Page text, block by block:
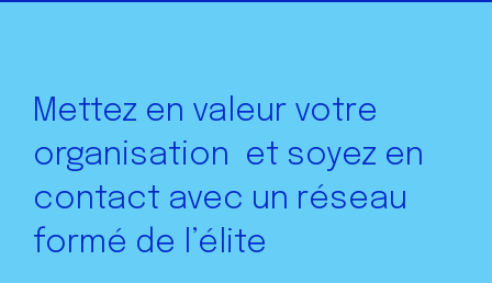
Mettez en valeur votre
organisation et soyez en
contact avec un réseau
formé de l’élite